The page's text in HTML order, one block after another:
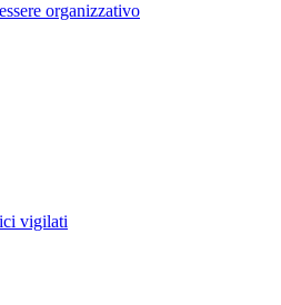
organizzativo
vigilati